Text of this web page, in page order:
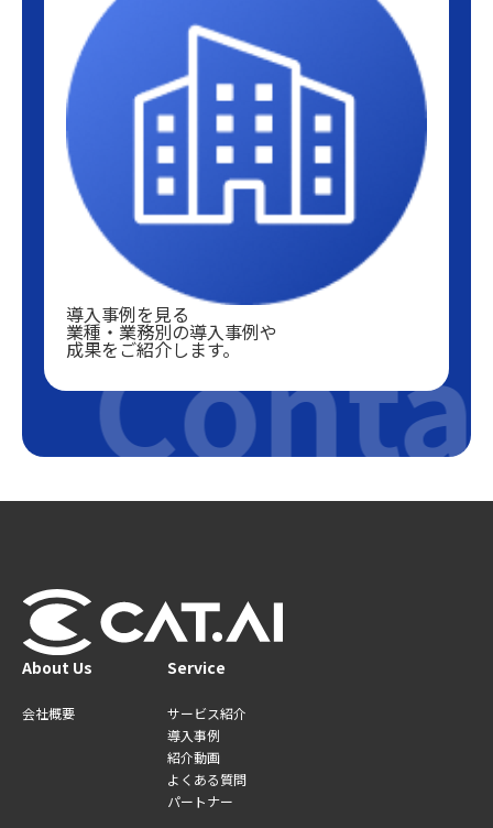
導入事例を見る
業種・業務別の導入事例や
成果をご紹介します。
About Us
会社概要
Service
サービス紹介
導入事例
紹介動画
よくある質問
パートナー